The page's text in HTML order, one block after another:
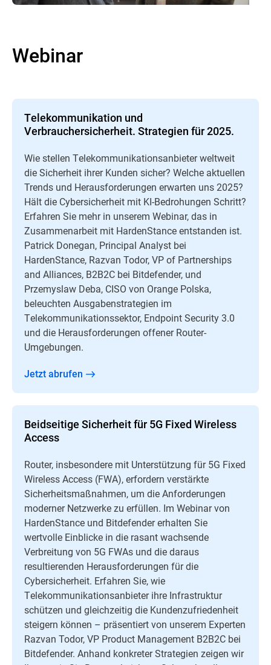
Webinar
Telekommunikation und
Verbrauchersicherheit. Strategien für 2025.
Wie stellen Telekommunikationsanbieter weltweit
die Sicherheit ihrer Kunden sicher? Welche aktuellen
Trends und Herausforderungen erwarten uns 2025?
Hält die Cybersicherheit mit KI-Bedrohungen Schritt?
Erfahren Sie mehr in unserem Webinar, das in
Zusammenarbeit mit HardenStance entstanden ist.
Patrick Donegan, Principal Analyst bei
HardenStance, Razvan Todor, VP of Partnerships
and Alliances, B2B2C bei Bitdefender, und
Przemyslaw Deba, CISO von Orange Polska,
beleuchten Ausgabenstrategien im
Telekommunikationssektor, Endpoint Security 3.0
und die Herausforderungen offener Router-
Umgebungen.
Jetzt abrufen
Beidseitige Sicherheit für 5G Fixed Wireless
Access
Router, insbesondere mit Unterstützung für 5G Fixed
Wireless Access (FWA), erfordern verstärkte
Sicherheitsmaßnahmen, um die Anforderungen
moderner Netzwerke zu erfüllen. Im Webinar von
HardenStance und Bitdefender erhalten Sie
wertvolle Einblicke in die rasant wachsende
Verbreitung von 5G FWAs und die daraus
resultierenden Herausforderungen für die
Cybersicherheit. Erfahren Sie, wie
Telekommunikationsanbieter ihre Infrastruktur
schützen und gleichzeitig die Kundenzufriedenheit
steigern können – präsentiert von unserem Experten
Razvan Todor, VP Product Management B2B2C bei
Bitdefender. Anhand konkreter Strategien zeigen wir